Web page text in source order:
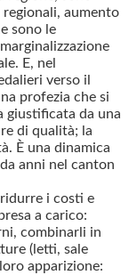
aumento
sono le
E, nel
verso il
profezia che si
giustificata da una
di qualità; la
È una dinamica
anni nel canton
i costi e
a carico:
combinarli in
(letti, sale
apparizione: